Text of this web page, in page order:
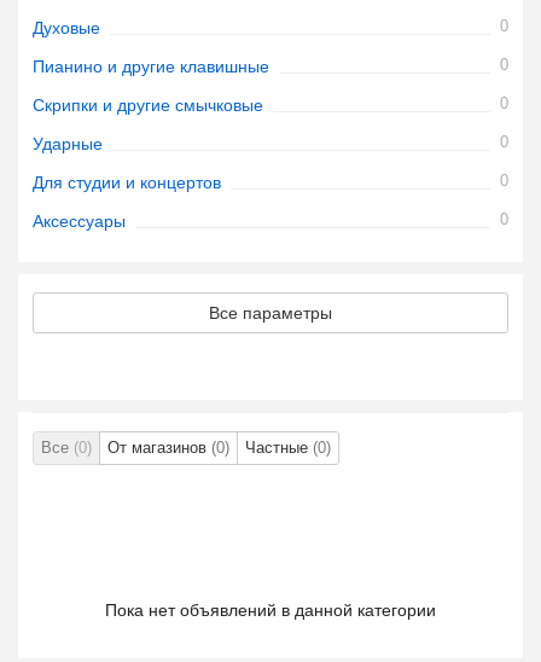
Духовые 0
Пианино и другие клавишные 0
Скрипки и другие смычковые 0
Ударные 0
Для студии и концертов 0
Аксессуары 0
Все параметры
Все (0) От магазинов (0) Частные (0)
Пока нет объявлений в данной категории